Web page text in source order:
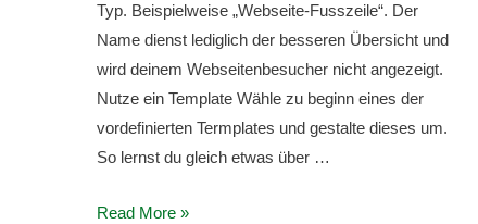
Typ. Beispielweise „Webseite-Fusszeile“. Der
Name dienst lediglich der besseren Übersicht und
wird deinem Webseitenbesucher nicht angezeigt.
Nutze ein Template Wähle zu beginn eines der
vordefinierten Termplates und gestalte dieses um.
So lernst du gleich etwas über …
Eine
Read More »